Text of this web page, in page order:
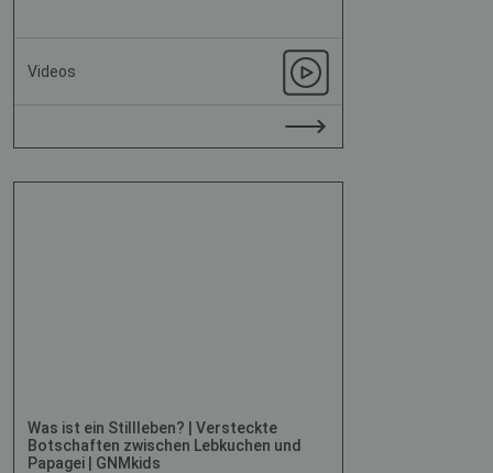
Videos
Was ist ein Stillleben? | Versteckte
Botschaften zwischen Lebkuchen und
Papagei | GNMkids